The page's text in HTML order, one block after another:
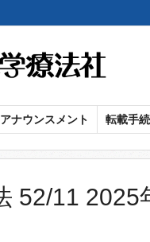
アナウンスメント 転載手
52/11 2025